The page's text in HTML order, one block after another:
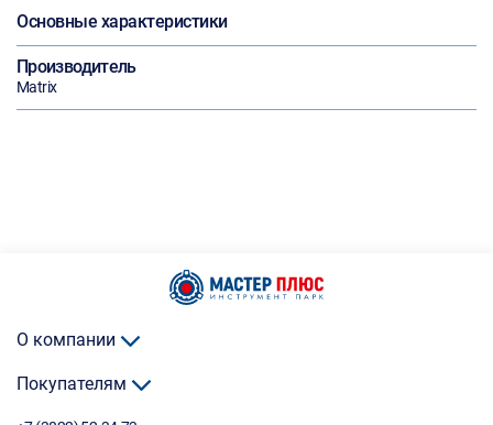
Основные характеристики
Производитель
Matrix
О компании
Покупателям